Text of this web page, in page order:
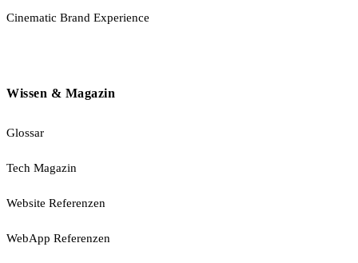
Cinematic Brand Experience
Wissen & Magazin
Glossar
Tech Magazin
Website Referenzen
WebApp Referenzen